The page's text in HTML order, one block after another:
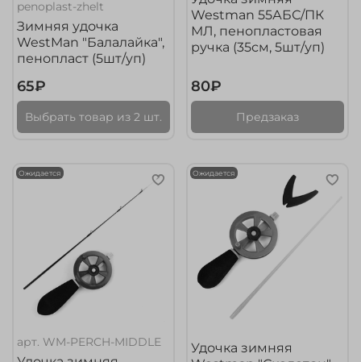
penoplast-zhelt
Зимняя удочка
WestMan "Балалайка",
пенопласт (5шт/уп)
65₽
Выбрать товар из 2 шт.
Westman 55АБС/ПК
МЛ, пенопластовая
ручка (35см, 5шт/уп)
80₽
Предзаказ
Ожидается
арт. WM-PERCH-MIDDLE
Ожидается
Удочка зимняя